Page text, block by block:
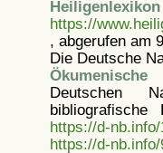
Heiligenlexikon
https://
, abgerufen am
Die Deutsche
Deutschen
https://d-nb.info/
https://d-nb.info/